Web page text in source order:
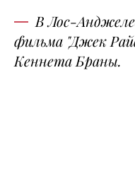
В Лос-
фильма "Джек
Кеннета Браны.